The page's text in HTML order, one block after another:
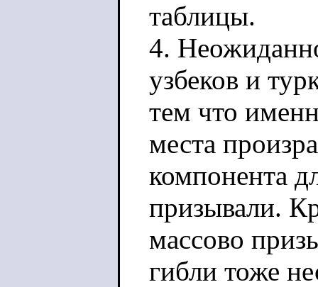
таблицы.
4.
узбеков и
тем что
места
компонента
призывали.
массово
гибли тоже